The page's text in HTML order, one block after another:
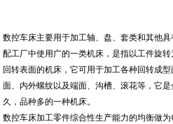
数控车床主要用于加工轴、盘、套类和其他
配工厂中使用广的一类机床，是指以工件旋
回转表面的机床，它可用于加工各种回转成
面、内外螺纹以及端面、沟槽、滚花等，它
久，品种多的一种机床。
数控车床加工零件综合性生产能力的均衡做